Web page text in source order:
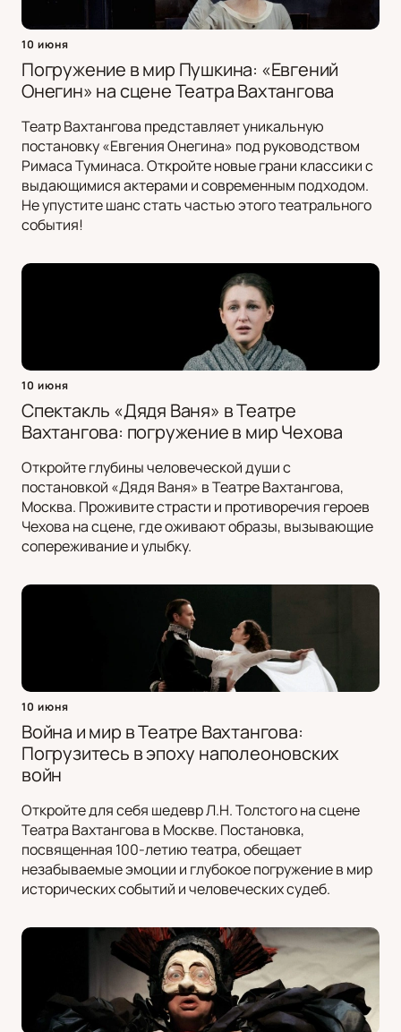
10 июня
Погружение в мир Пушкина: «Евгений
Онегин» на сцене Театра Вахтангова
Театр Вахтангова представляет уникальную
постановку «Евгения Онегина» под руководством
Римаса Туминаса. Откройте новые грани классики с
выдающимися актерами и современным подходом.
Не упустите шанс стать частью этого театрального
события!
10 июня
Спектакль «Дядя Ваня» в Театре
Вахтангова: погружение в мир Чехова
Откройте глубины человеческой души с
постановкой «Дядя Ваня» в Театре Вахтангова,
Москва. Проживите страсти и противоречия героев
Чехова на сцене, где оживают образы, вызывающие
сопереживание и улыбку.
10 июня
Война и мир в Театре Вахтангова:
Погрузитесь в эпоху наполеоновских
войн
Откройте для себя шедевр Л.Н. Толстого на сцене
Театра Вахтангова в Москве. Постановка,
посвященная 100-летию театра, обещает
незабываемые эмоции и глубокое погружение в мир
исторических событий и человеческих судеб.